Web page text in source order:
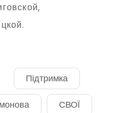
Підтримка
СВОЇ